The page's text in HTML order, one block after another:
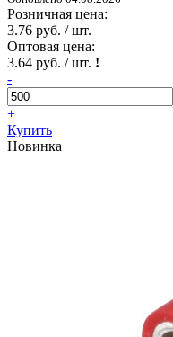
Розничная цена:
3.76 руб. / шт.
Оптовая цена:
3.64 руб. / шт. !
-
+
Купить
Новинка